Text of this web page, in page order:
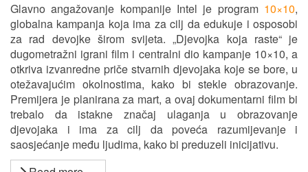
Glavno angažovanje kompanije Intel je program 10×10,
globalna kampanja koja ima za cilj da edukuje i osposobi
za rad devojke širom svijeta. „Djevojka koja raste“ je
dugometražni igrani film i centralni dio kampanje 10×10, a
otkriva izvanredne priče stvarnih djevojaka koje se bore, u
otežavajućim okolnostima, kako bi stekle obrazovanje.
Premijera je planirana za mart, a ovaj dokumentarni film bi
trebalo da istakne značaj ulaganja u obrazovanje
djevojaka i ima za cilj da poveća razumijevanje i
saosjećanje među ljudima, kako bi preduzeli inicijativu.